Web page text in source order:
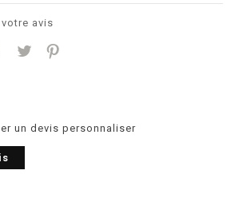
avis
un devis personnaliser